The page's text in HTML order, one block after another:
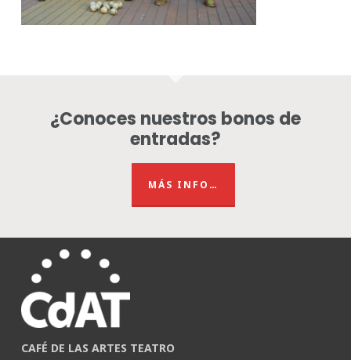
¿Conoces nuestros bonos de
entradas?
MÁS INFO…
CAFÉ DE LAS ARTES TEATRO